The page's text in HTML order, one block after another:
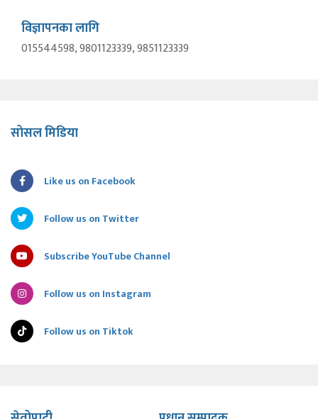
विज्ञापनका लागि
015544598, 9801123339, 9851123339
सोसल मिडिया
Like us on Facebook
Follow us on Twitter
Subscribe YouTube Channel
Follow us on Instagram
Follow us on Tiktok